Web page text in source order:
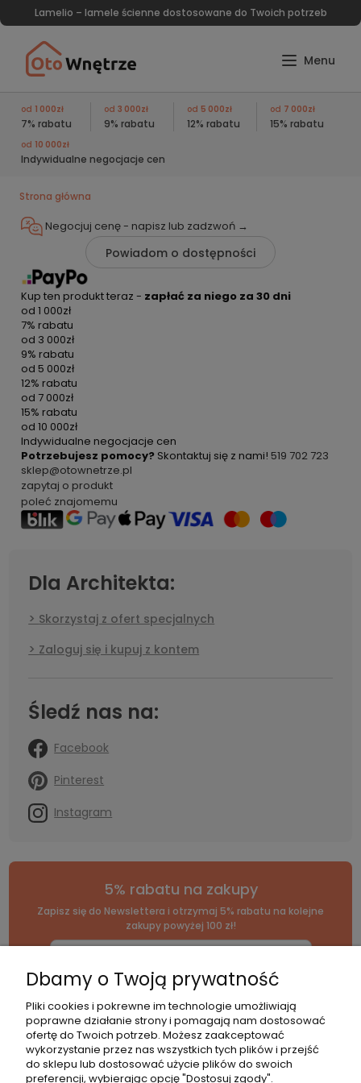
Lamelio – lamele ścienne dostosowane do Twoich potrzeb
od 1 000zł
7% rabatu
od 3 000zł
9% rabatu
od 5 000zł
12% rabatu
od 7 000zł
15% rabatu
od 10 000zł
Indywidualne negocjacje cen
Strona główna
Negocjuj cenę - napisz lub zadzwoń →
Powiadom o dostępności
Kup ten produkt teraz - zapłać za niego za 30 dni
od 1 000zł
7% rabatu
od 3 000zł
9% rabatu
od 5 000zł
12% rabatu
od 7 000zł
15% rabatu
od 10 000zł
Indywidualne negocjacje cen
Potrzebujesz pomocy? Skontaktuj się z nami! 519 702 723
sklep@otownetrze.pl
zapytaj o produkt
poleć znajomemu
Dla Architekta:
Skorzystaj z ofert specjalnych
Zaloguj się i kupuj z kontem
Śledź nas na:
Facebook
Pinterest
Instagram
5% rabatu na zakupy
Zapisz się do Newslettera i otrzymaj 5% rabatu na kolejne
zakupy powyżej 100 zł!
*Zapisując się, wyrażasz zgodę na nasząpolitykę prywatności
Kategorie Pomoc
Moje
Dbamy o Twoją prywatność
Pliki cookies i pokrewne im technologie umożliwiają
poprawne działanie strony i pomagają nam dostosować
ofertę do Twoich potrzeb. Możesz zaakceptować
wykorzystanie przez nas wszystkich tych plików i przejść
do sklepu lub dostosować użycie plików do swoich
preferencji, wybierając opcję "Dostosuj zgody".